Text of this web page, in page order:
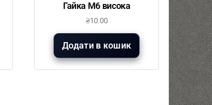
Гайка М6 висока
₴10.00
Додати в кошик